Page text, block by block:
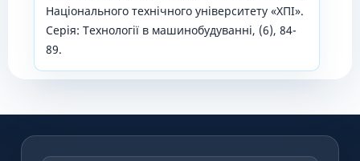
Національного технічного університету «ХПІ».
Серія: Технологiї в машинобудуваннi, (6), 84-
89.